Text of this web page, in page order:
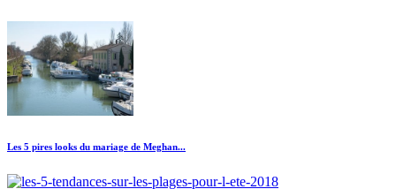
Les 5 pires looks du mariage de Meghan...